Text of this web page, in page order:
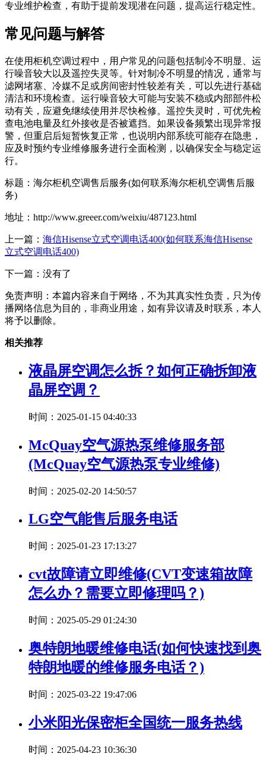
专业维护检查，有助于提前发现潜在问题，提高运行稳定性。
常见问题与解答
在使用柜机空调过程中，用户常见的问题包括制冷不明显、运
行噪音较大以及遥控失灵等。针对制冷不明显的情况，通常与
滤网堵塞、冷媒不足或房间密封性较差有关，可以先进行基础
清洁和环境检查。运行噪音较大可能与安装不稳或内部部件松
动有关，应避免继续使用并尽快检修。遥控失灵时，可优先检
查电池电量及红外接收是否被遮挡。如果设备频繁出现异常报
警，但重启后短暂恢复正常，也说明内部系统可能存在隐患，
应及时预约专业维修服务进行全面检测，以确保安全与稳定运
行。
标题：海尔柜机空调售后服务(如何联系海尔柜机空调售后服
务)
地址：http://www.greeer.com/weixiu/487123.html
上一篇： 海信Hisense立式空调电话400(如何联系海信Hisense
立式空调电话400)
下一篇：没有了
免责声明：本篇内容来自于网络，不为其真实性负责，只为传
播网络信息为目的，非商业用途，如有异议请及时联系，本人
将予以删除。
相关推荐
液晶屏空调怎么拆？如何正确拆卸液
晶屏空调？
时间：2025-01-15 04:40:33
McQuay空气源热泵维修服务部
(McQuay空气源热泵专业维修)
时间：2025-02-20 14:50:57
LG空气能售后服务电话
时间：2025-01-23 17:13:27
cvt故障请立即维修(CVT变速箱故障
怎么办？需要立即修理吗？)
时间：2025-05-29 01:24:30
奥特朗地暖维修电话(如何快速找到奥
特朗地暖的维修服务电话？)
时间：2025-03-22 19:47:06
小米阳光保密柜全国统一服务热线
时间：2025-04-23 10:36:30